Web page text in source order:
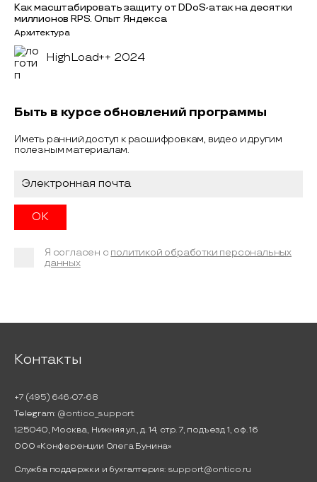
Как масштабировать защиту от DDoS-атак на десятки
миллионов RPS. Опыт Яндекса
Архитектура
HighLoad++ 2024
Быть в курсе обновлений программы
Иметь ранний доступ к расшифровкам, видео и другим
полезным материалам.
Я согласен с политикой обработки персональных
данных
Контакты
+7 (495) 646-07-68
Telegram: @ontico_support
125040, Москва, Нижняя ул., д. 14, стр. 7, подъезд 1, оф. 16
ООО «Конференции Олега Бунина»
Служба поддержки и бухгалтерия: support@ontico.ru